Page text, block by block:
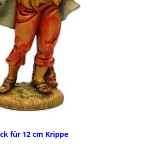
für 12 cm Krippe